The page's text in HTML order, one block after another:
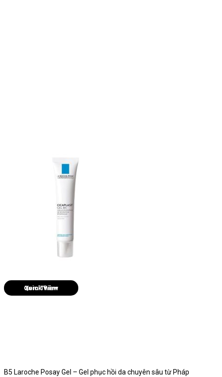
Quick View
B5 Laroche Posay Gel – Gel phục hồi da chuyên sâu từ Pháp